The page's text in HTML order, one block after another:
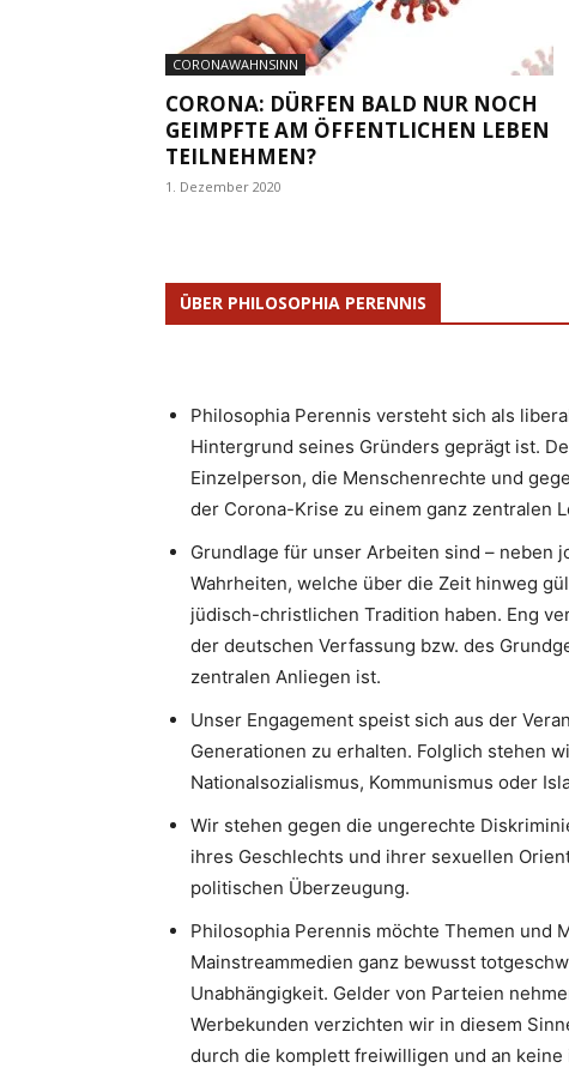
CORONAWAHNSINN
CORONA: DÜRFEN BALD NUR NOCH
GEIMPFTE AM ÖFFENTLICHEN LEBEN
TEILNEHMEN?
1. Dezember 2020
ÜBER PHILOSOPHIA PERENNIS
Philosophia Perennis versteht sich als
Hintergrund seines Gründers geprägt ist.
Einzelperson, die Menschenrechte und
der Corona-Krise zu einem ganz zentralen
Grundlage für unser Arbeiten sind – neben
Wahrheiten, welche über die Zeit hinweg
jüdisch-christlichen Tradition haben. Eng
der deutschen Verfassung bzw. des
zentralen Anliegen ist.
Unser Engagement speist sich aus der
Generationen zu erhalten. Folglich stehen
Nationalsozialismus, Kommunismus oder
Wir stehen gegen die ungerechte
ihres Geschlechts und ihrer sexuellen
politischen Überzeugung.
Philosophia Perennis möchte Themen und
Mainstreammedien ganz bewusst
Unabhängigkeit. Gelder von Parteien
Werbekunden verzichten wir in diesem
durch die komplett freiwilligen und an